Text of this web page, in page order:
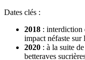
Dates clés :
2018 : interdiction
impact néfaste sur
2020 : à la suite
betteraves